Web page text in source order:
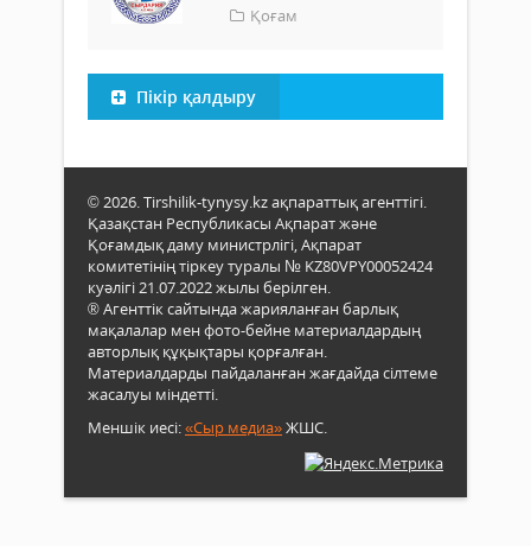
Қоғам
Пікір қалдыру
© 2026. Tirshilik-tynysy.kz ақпараттық агенттігі.
Қазақстан Республикасы Ақпарат және
Қоғамдық даму министрлігі, Ақпарат
комитетінің тіркеу туралы № KZ80VPY00052424
куәлігі 21.07.2022 жылы берілген.
® Агенттік сайтында жарияланған барлық
мақалалар мен фото-бейне материалдардың
авторлық құқықтары қорғалған.
Материалдарды пайдаланған жағдайда сілтеме
жасалуы міндетті.
Меншік иесі:«Сыр медиа»ЖШС.